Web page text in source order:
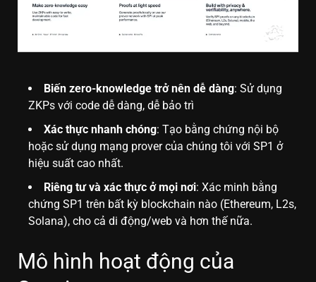
Biến zero-knowledge trở nên dễ dàng: Sử dụng
ZKPs với code dễ dàng, dễ bảo trì
Xác thực nhanh chóng: Tạo bằng chứng nội bộ
hoặc sử dụng mạng prover của chúng tôi với SP1 ở
hiệu suất cao nhất.
Riêng tư và xác thực ở mọi nơi: Xác minh bằng
chứng SP1 trên bất kỳ blockchain nào (Ethereum, L2s,
Solana), cho cả di động/web và hơn thế nữa.
Mô hình hoạt động của